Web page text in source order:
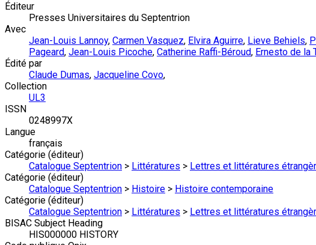
Éditeur
Presses Universitaires du Septentrion
Avec
Jean-Louis Lannoy, Carmen Vasquez, Elvira Aguirre, Lieve Behiels,
Pageard, Jean-Louis Picoche, Catherine Raffi-Béroud, Ernesto de la
Édité par
Claude Dumas, Jacqueline Covo,
Collection
UL3
ISSN
0248997X
Langue
français
Catégorie (éditeur)
Catalogue Septentrion > Littératures > Lettres et littératures
Catégorie (éditeur)
Catalogue Septentrion > Histoire > Histoire contemporaine
Catégorie (éditeur)
Catalogue Septentrion > Littératures > Lettres et littératures
BISAC Subject Heading
HIS000000 HISTORY